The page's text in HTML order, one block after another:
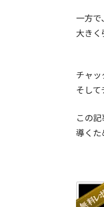
一方
大きく
チャッ
そして
この
導くた